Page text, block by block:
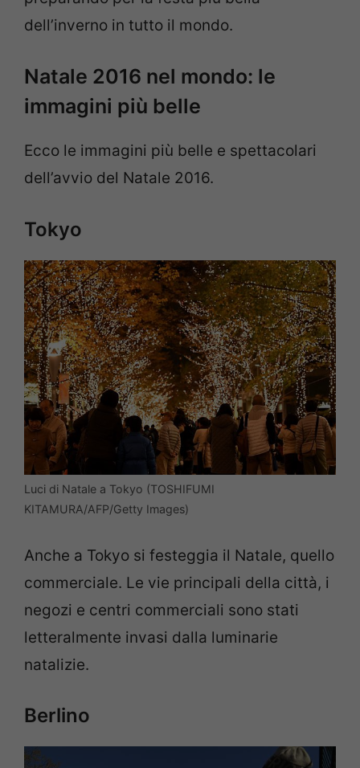
dell’inverno in tutto il mondo.
Natale 2016 nel mondo: le
immagini più belle
Ecco le immagini più belle e spettacolari
dell’avvio del Natale 2016.
Tokyo
Luci di Natale a Tokyo (TOSHIFUMI
KITAMURA/AFP/Getty Images)
Anche a Tokyo si festeggia il Natale, quello
commerciale. Le vie principali della città, i
negozi e centri commerciali sono stati
letteralmente invasi dalla luminarie
natalizie.
Berlino